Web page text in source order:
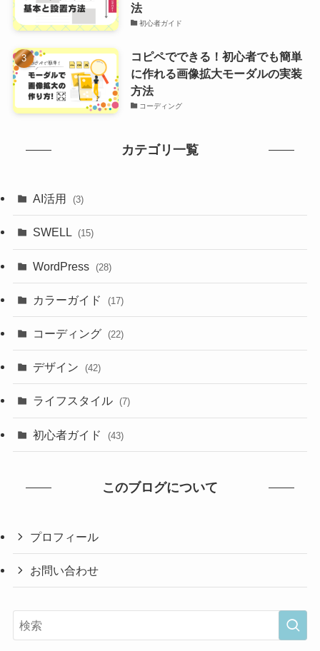
法
初心者ガイド
コピペでできる！初心者でも簡単
に作れる画像拡大モーダルの実装
方法
コーディング
カテゴリ一覧
AI活用 (3)
SWELL (15)
WordPress (28)
カラーガイド (17)
コーディング (22)
デザイン (42)
ライフスタイル (7)
初心者ガイド (43)
このブログについて
プロフィール
お問い合わせ